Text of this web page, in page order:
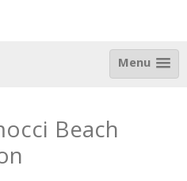
Menu
Beach